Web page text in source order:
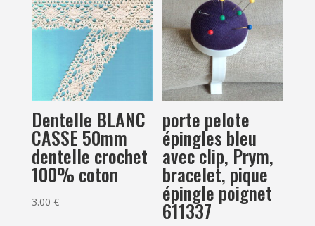
Dentelle BLANC
CASSE 50mm
dentelle crochet
100% coton
3.00 €
porte pelote
épingles bleu
avec clip, Prym,
bracelet, pique
épingle poignet
611337